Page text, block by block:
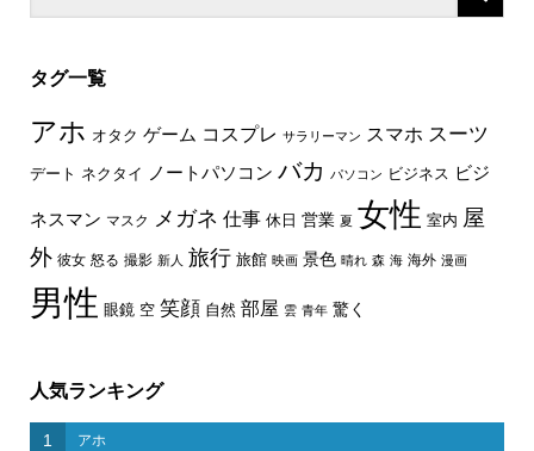
タグ一覧
アホ オタク ゲーム コスプレ サラリーマン スマホ スーツ
デート ネクタイ ノートパソコン バカ パソコン ビジネス ビジ
ネスマン マスク メガネ 仕事 休日 営業 夏 女性 室内 屋
外 彼女 怒る 撮影 新人 旅行 旅館 映画 景色 晴れ 森 海 海外 漫画
男性 眼鏡 空 笑顔 自然 部屋 雲 青年 驚く
人気ランキング
1 アホ